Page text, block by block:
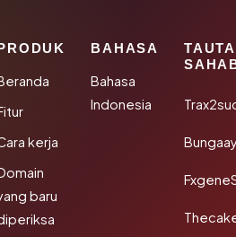
kerja
baru
BAHASA
Bahasa
Indonesia